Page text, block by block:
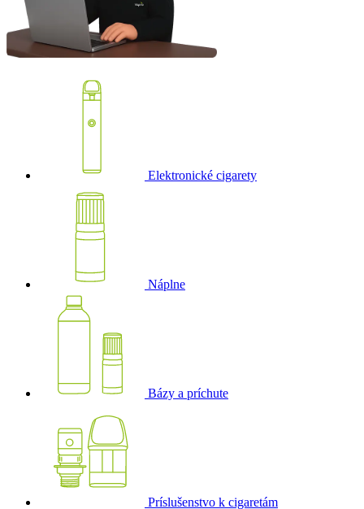
Elektronické cigarety
Náplne
Bázy a príchute
Príslušenstvo k cigaretám